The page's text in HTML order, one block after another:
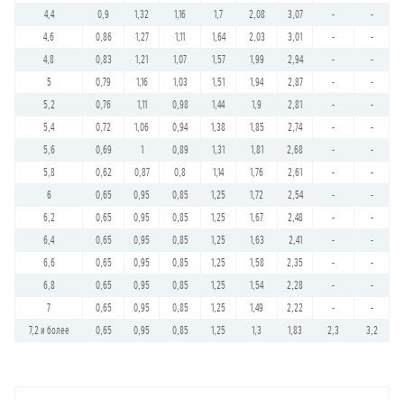
4,4
0,9 1,32 1,16 1,7 2,08 3,07 -
-
4,6
0,86 1,27 1,11 1,64 2,03 3,01 -
-
4,8
0,83 1,21 1,07 1,57 1,99 2,94 -
-
5
0,79 1,16 1,03 1,51 1,94 2,87 -
-
5,2
0,76 1,11 0,98 1,44 1,9 2,81 -
-
5,4
0,72 1,06 0,94 1,38 1,85 2,74 -
-
5,6
0,69 1 0,89 1,31 1,81 2,68 -
-
5,8
0,62 0,87 0,8 1,14 1,76 2,61 -
-
6
0,65 0,95 0,85 1,25 1,72 2,54 -
-
6,2
0,65 0,95 0,85 1,25 1,67 2,48 -
-
6,4
0,65 0,95 0,85 1,25 1,63 2,41 -
-
6,6
0,65 0,95 0,85 1,25 1,58 2,35 -
-
6,8
0,65 0,95 0,85 1,25 1,54 2,28 -
-
7
0,65 0,95 0,85 1,25 1,49 2,22 -
-
7,2 и более
0,65 0,95 0,85 1,25 1,3 1,83 2,3 3,2